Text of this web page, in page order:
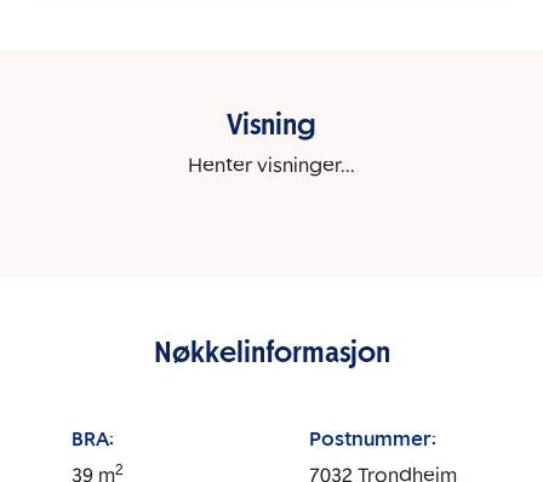
Visning
Henter visninger...
Nøkkelinformasjon
BRA:
39 m2
Postnummer:
7032 Trondheim